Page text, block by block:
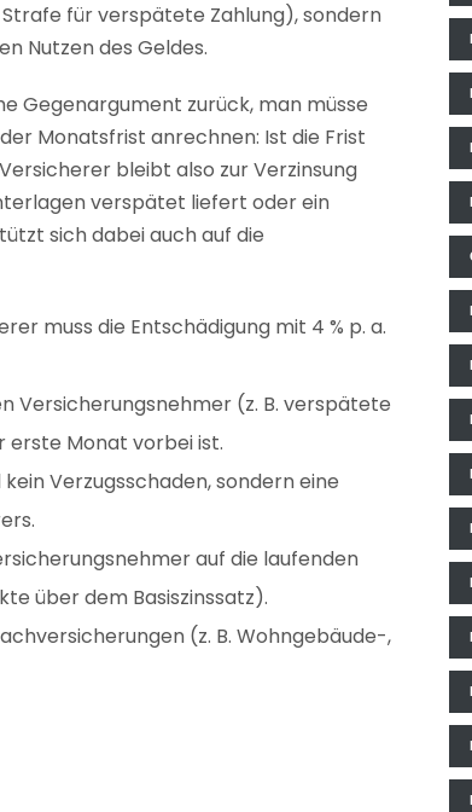
Strafe für verspätete Zahlung), sondern
Nutzen des Geldes.
Gegenargument zurück, man müsse
Monatsfrist anrechnen: Ist die Frist
bleibt also zur Verzinsung
verspätet liefert oder ein
sich dabei auch auf die
muss die Entschädigung mit 4 % p. a.
Versicherungsnehmer (z. B. verspätete
erste Monat vorbei ist.
kein Verzugsschaden, sondern eine
auf die laufenden
über dem Basiszinssatz).
(z. B. Wohngebäude-,